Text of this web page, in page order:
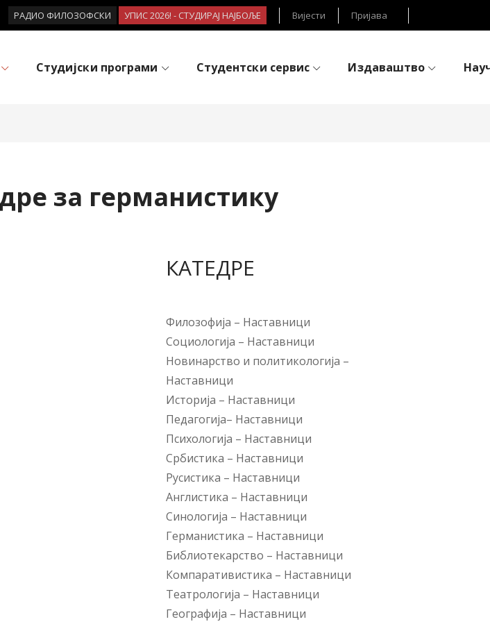
РАДИО ФИЛОЗОФСКИ УПИС 2026! - СТУДИРАЈ НАЈБОЉЕ Вијести Пријава
Студијски програми Студентски сервис Издаваштво
за германистику
КАТЕДРЕ
Филозофија – Наставници
Социологија – Наставници
Новинарство и политикологија –
Наставници
Историја – Наставници
Педагогија– Наставници
Психологија – Наставници
Србистика – Наставници
Русистика – Наставници
Англистика – Наставници
Синологија – Наставници
Германистика – Наставници
Библиотекарство – Наставници
Компаративистика – Наставници
Театрологија – Наставници
Географија – Наставници